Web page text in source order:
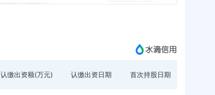
认缴出资额(万元) 认缴出资日期 首次持股日期